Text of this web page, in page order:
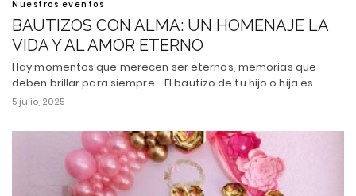
Nuestros eventos
BAUTIZOS CON ALMA: UN HOMENAJE LA
VIDA Y AL AMOR ETERNO
Hay momentos que merecen ser eternos, memorias que
deben brillar para siempre... El bautizo de tu hijo o hija es…
5 julio, 2025